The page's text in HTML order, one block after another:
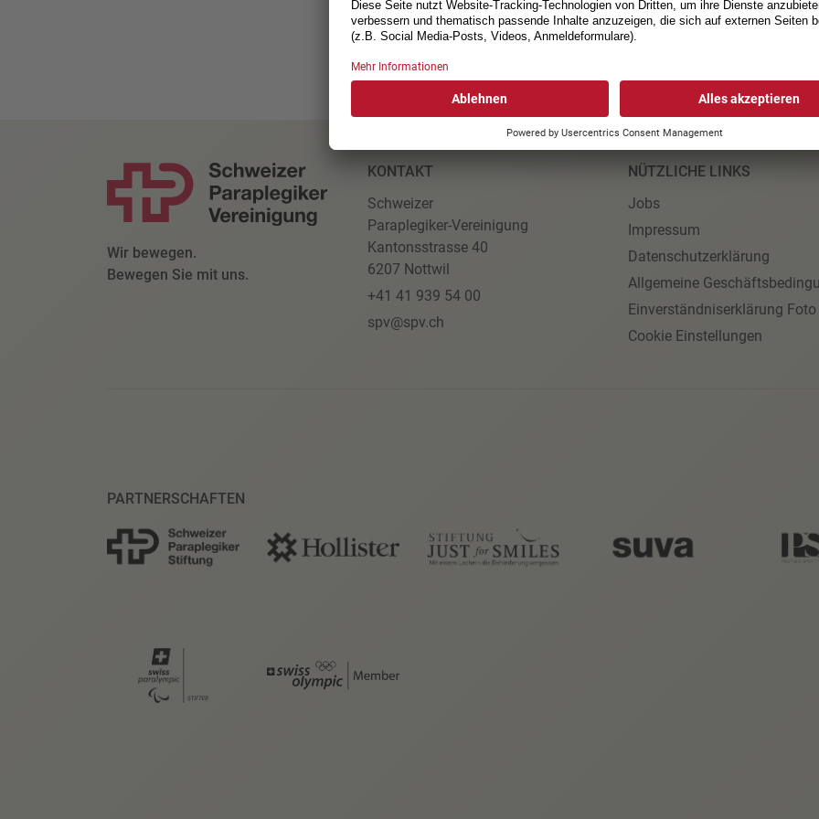
Wir bewegen.
Bewegen Sie mit uns.
KONTAKT
Schweizer
Paraplegiker-Vereinigung
Kantonsstrasse 40
6207 Nottwil
+41 41 939 54 00
spv@spv.ch
NÜTZLICHE LINKS
Jobs
Impressum
Datenschutzerklärung
Allgemeine
Einverständniserklärung Foto
Cookie Einstellungen
PARTNERSCHAFTEN